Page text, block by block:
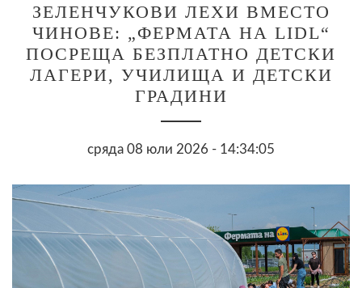
ЗЕЛЕНЧУКОВИ ЛЕХИ ВМЕСТО
ЧИНОВЕ: „ФЕРМАТА НА LIDL“
ПОСРЕЩА БЕЗПЛАТНО ДЕТСКИ
ЛАГЕРИ, УЧИЛИЩА И ДЕТСКИ
ГРАДИНИ
сряда 08 юли 2026 - 14:34:05